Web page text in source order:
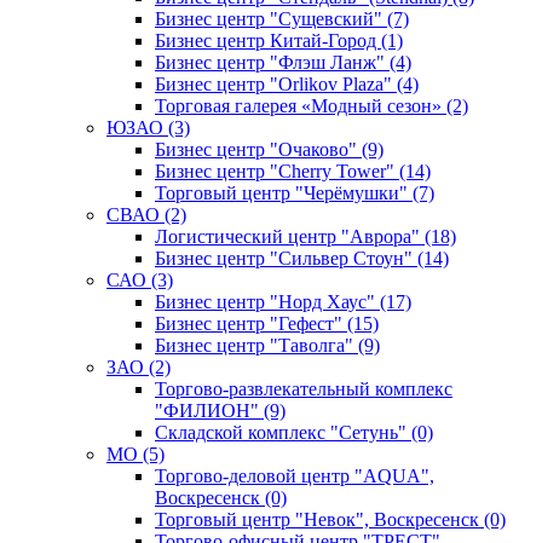
Бизнес центр "Сущевский" (7)
Бизнес центр Китай-Город (1)
Бизнес центр "Флэш Ланж" (4)
Бизнес центр "Orlikov Plaza" (4)
Торговая галерея «Модный сезон» (2)
ЮЗАО (3)
Бизнес центр "Очаково" (9)
Бизнес центр "Cherry Tower" (14)
Торговый центр "Черёмушки" (7)
СВАО (2)
Логистический центр "Аврора" (18)
Бизнес центр "Сильвер Стоун" (14)
САО (3)
Бизнес центр "Норд Хаус" (17)
Бизнес центр "Гефест" (15)
Бизнес центр "Таволга" (9)
ЗАО (2)
Торгово-развлекательный комплекс
"ФИЛИОН" (9)
Складской комплекс "Сетунь" (0)
MO (5)
Торгово-деловой центр "AQUA",
Воскресенск (0)
Торговый центр "Невок", Воскресенск (0)